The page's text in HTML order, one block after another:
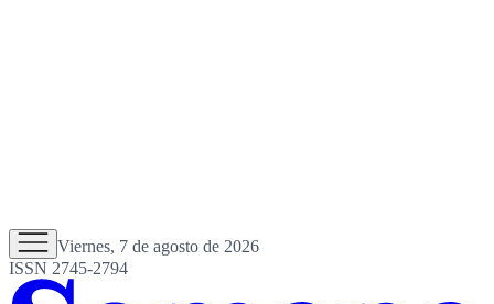
Viernes, 7 de agosto de 2026
ISSN 2745-2794